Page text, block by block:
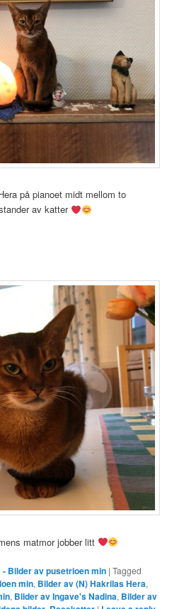
på pianoet midt mellom to
av katter
matmor jobber litt
Bilder av pusetrioen min |Tagged
min, Bilder av (N) Hakrilas Hera,
, Bilder av Ingave's Nadina, Bilder av